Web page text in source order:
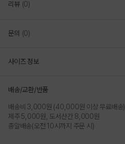
리뷰 (0)
문의 (0)
사이즈 정보
배송/교환/반품
배송비 3,000원 (40,000원 이상 무료배송)
제주 5,000원, 도서산간 8,000원
총알배송(오전 10시까지 주문 시)